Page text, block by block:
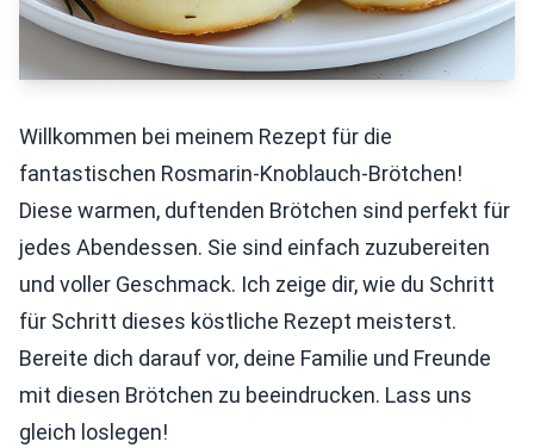
Willkommen bei meinem Rezept für die
fantastischen Rosmarin-Knoblauch-Brötchen!
Diese warmen, duftenden Brötchen sind perfekt für
jedes Abendessen. Sie sind einfach zuzubereiten
und voller Geschmack. Ich zeige dir, wie du Schritt
für Schritt dieses köstliche Rezept meisterst.
Bereite dich darauf vor, deine Familie und Freunde
mit diesen Brötchen zu beeindrucken. Lass uns
gleich loslegen!